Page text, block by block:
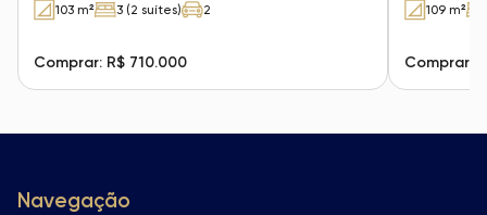
103 m² 3 (2 suítes) 2
Comprar: R$ 710.000
109 m²
Comprar:
Navegação